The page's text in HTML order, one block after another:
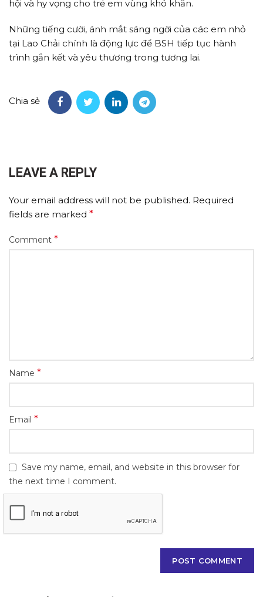
hội và hy vọng cho trẻ em vùng khó khăn.
Những tiếng cười, ánh mắt sáng ngời của các em nhỏ
tại Lao Chải chính là động lực để BSH tiếp tục hành
trình gắn kết và yêu thương trong tương lai.
Chia sẻ
LEAVE A REPLY
Your email address will not be published. Required
fields are marked *
Comment *
Name *
Email *
Save my name, email, and website in this browser for
the next time I comment.